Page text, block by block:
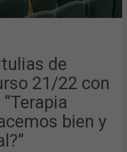
de
21/22 con
bien y